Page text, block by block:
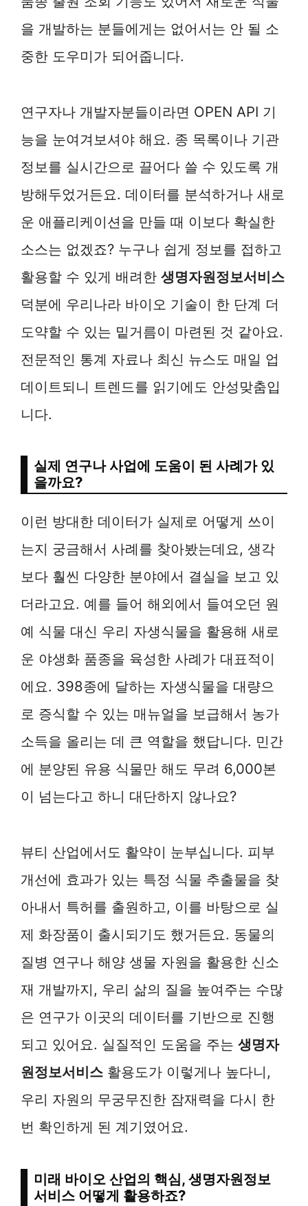
을 개발하는 분들에게는 없어서는 안 될 소
중한 도우미가 되어줍니다.
연구자나 개발자분들이라면 OPEN API 기
능을 눈여겨보셔야 해요. 종 목록이나 기관
정보를 실시간으로 끌어다 쓸 수 있도록 개
방해두었거든요. 데이터를 분석하거나 새로
운 애플리케이션을 만들 때 이보다 확실한
소스는 없겠죠? 누구나 쉽게 정보를 접하고
활용할 수 있게 배려한 생명자원정보서비스
덕분에 우리나라 바이오 기술이 한 단계 더
도약할 수 있는 밑거름이 마련된 것 같아요.
전문적인 통계 자료나 최신 뉴스도 매일 업
데이트되니 트렌드를 읽기에도 안성맞춤입
니다.
실제 연구나 사업에 도움이 된 사례가 있
을까요?
이런 방대한 데이터가 실제로 어떻게 쓰이
는지 궁금해서 사례를 찾아봤는데요, 생각
보다 훨씬 다양한 분야에서 결실을 보고 있
더라고요. 예를 들어 해외에서 들여오던 원
예 식물 대신 우리 자생식물을 활용해 새로
운 야생화 품종을 육성한 사례가 대표적이
에요. 398종에 달하는 자생식물을 대량으
로 증식할 수 있는 매뉴얼을 보급해서 농가
소득을 올리는 데 큰 역할을 했답니다. 민간
에 분양된 유용 식물만 해도 무려 6,000본
이 넘는다고 하니 대단하지 않나요?
뷰티 산업에서도 활약이 눈부십니다. 피부
개선에 효과가 있는 특정 식물 추출물을 찾
아내서 특허를 출원하고, 이를 바탕으로 실
제 화장품이 출시되기도 했거든요. 동물의
질병 연구나 해양 생물 자원을 활용한 신소
재 개발까지, 우리 삶의 질을 높여주는 수많
은 연구가 이곳의 데이터를 기반으로 진행
되고 있어요. 실질적인 도움을 주는 생명자
원정보서비스 활용도가 이렇게나 높다니,
우리 자원의 무궁무진한 잠재력을 다시 한
번 확인하게 된 계기였어요.
미래 바이오 산업의 핵심, 생명자원정보
서비스 어떻게 활용하죠?